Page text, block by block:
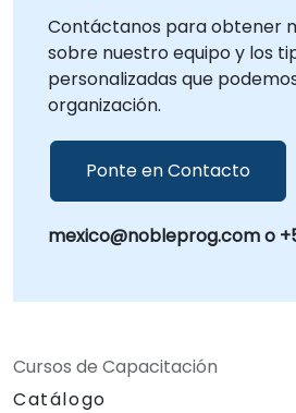
Contáctanos para obtener
sobre nuestro equipo y los
personalizadas que
organización.
Ponte en Contacto
mexico@nobleprog.com o
Cursos de Capacitación
Catálogo